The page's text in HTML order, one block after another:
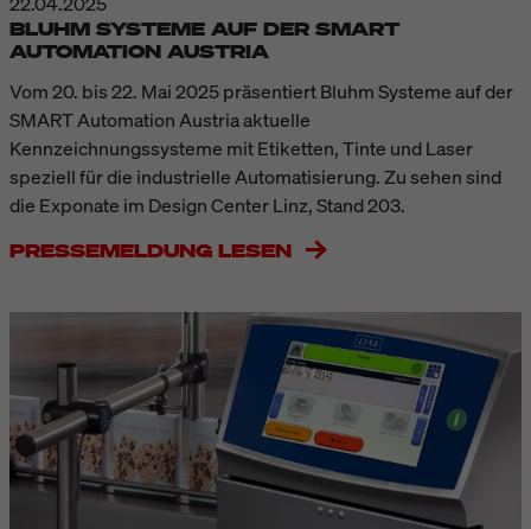
BLUHM SYSTEME AUF DER SMART
AUTOMATION AUSTRIA
Vom 20. bis 22. Mai 2025 präsentiert Bluhm Systeme auf der
SMART Automation Austria aktuelle
Kennzeichnungssysteme mit Etiketten, Tinte und Laser
speziell für die industrielle Automatisierung. Zu sehen sind
die Exponate im Design Center Linz, Stand 203.
PRESSEMELDUNG LESEN